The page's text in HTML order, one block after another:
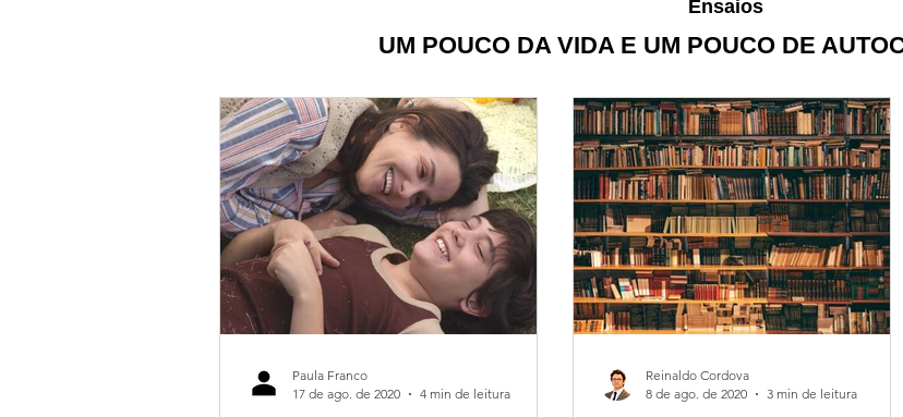
Ensaios
UM POUCO DA VIDA E UM POUCO DE
Paula Franco
17 de ago. de 2020
4 min de leitura
Reinaldo Cordova
8 de ago. de 2020
3 min de leitura